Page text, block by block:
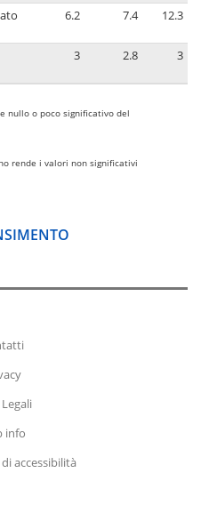
6.2 7.4 12.3
3 2.8 3
nullo o poco significativo del
rende i valori non significativi
info
accessibilità